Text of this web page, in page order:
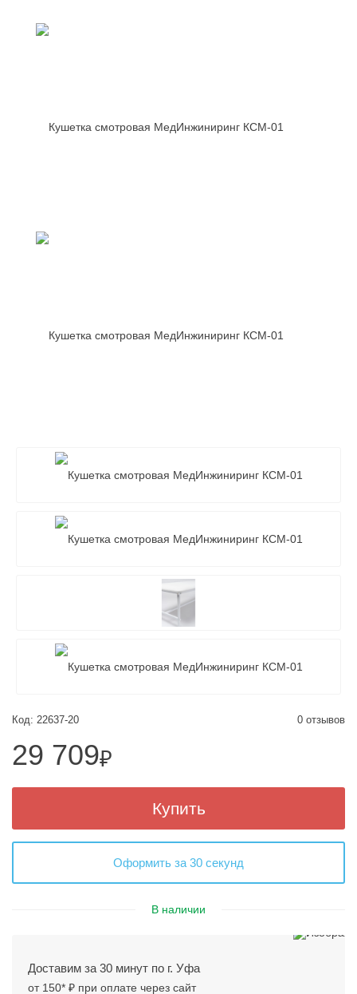
Код: 22637-20 0 отзывов
29 709₽
Купить
Оформить за 30 секунд
В наличии
Доставим за 30 минут по г. Уфа
от 150* ₽ при оплате через сайт